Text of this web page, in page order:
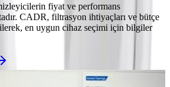
fiyat ve performans
CADR, filtrasyon ihtiyaçları ve bütçe
en uygun cihaz seçimi için bilgiler